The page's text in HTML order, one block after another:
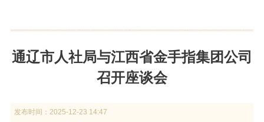
通辽市人社局与江西省金手指集团公司
召开座谈会
发布时间： 2025-12-23 14:47